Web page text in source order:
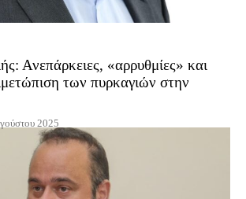
Ανεπάρκειες, «αρρυθμίες» και
των πυρκαγιών στην
2025